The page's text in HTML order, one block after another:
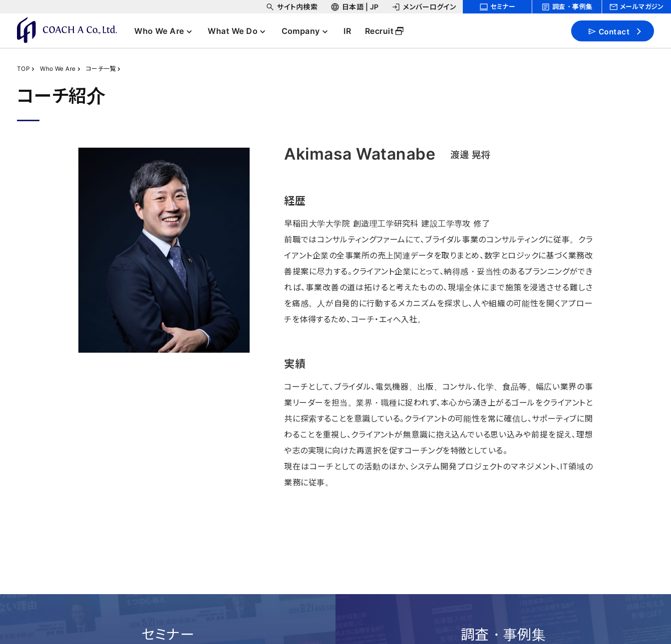
サイト内検索 日本語 | JP メンバーログイン セミナー 調査・事例集 メールマガジン
Who We Are What We Do Company IR Recruit Contact
TOP Who We Are コーチ一覧
コーチ紹介
Akimasa Watanabe 渡邊 晃将
経歴
早稲田大学大学院 創造理工学研究科 建設工学専攻 修了
前職ではコンサルティングファームにて、ブライダル事業のコンサルティングに従事。クラ
イアント企業の全事業所の売上関連データを取りまとめ、数字とロジックに基づく業務改
善提案に尽力する。クライアント企業にとって、納得感・妥当性のあるプランニングができ
れば、事業改善の道は拓けると考えたものの、現場全体にまで施策を浸透させる難しさ
を痛感。人が自発的に行動するメカニズムを探求し、人や組織の可能性を開くアプロー
チを体得するため、コーチ・エィへ入社。
実績
コーチとして、ブライダル、電気機器、出版、コンサル、化学、食品等、幅広い業界の事
業リーダーを担当。業界・職種に捉われず、本心から湧き上がるゴールをクライアントと
共に探索することを意識している。クライアントの可能性を常に確信し、サポーティブに関
わることを重視し、クライアントが無意識に抱え込んでいる思い込みや前提を捉え、理想
や志の実現に向けた再選択を促すコーチングを特徴としている。
現在はコーチとしての活動のほか、システム開発プロジェクトのマネジメント、IT領域の
業務に従事。
セミナー 調査・事例集